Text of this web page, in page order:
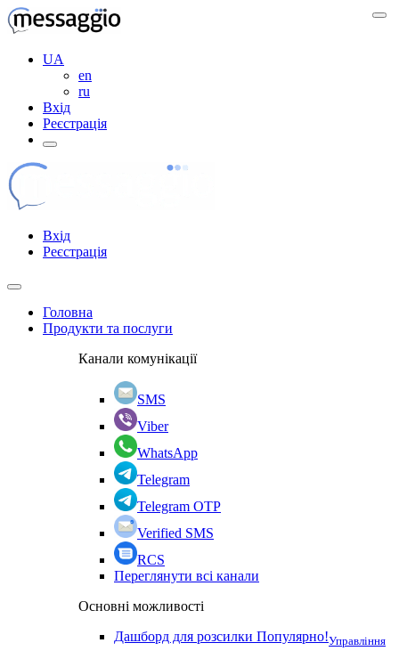
UA
en
ru
Вхід
Реєстрація
Вхід
Реєстрація
Головна
Продукти та послуги
Канали комунікації
SMS
Viber
WhatsApp
Telegram
Telegram OTP
Verified SMS
RCS
Переглянути всі канали
Основні можливості
Дашборд для розсилки Популярно!Управління